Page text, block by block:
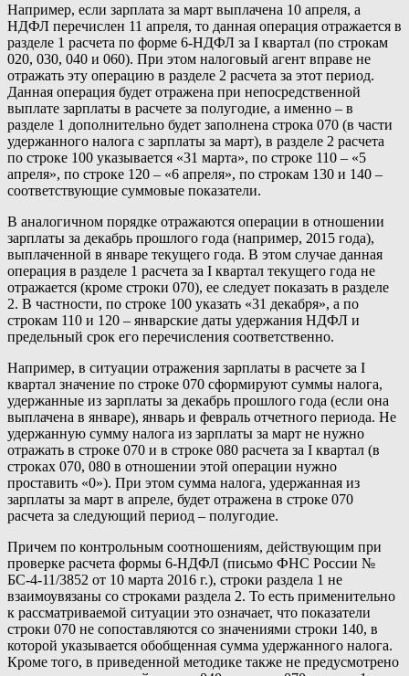
Например, если зарплата за март выплачена 10 апреля, а
НДФЛ перечислен 11 апреля, то данная операция отражается в
разделе 1 расчета по форме 6-НДФЛ за I квартал (по строкам
020, 030, 040 и 060). При этом налоговый агент вправе не
отражать эту операцию в разделе 2 расчета за этот период.
Данная операция будет отражена при непосредственной
выплате зарплаты в расчете за полугодие, а именно – в
разделе 1 дополнительно будет заполнена строка 070 (в части
удержанного налога с зарплаты за март), в разделе 2 расчета
по строке 100 указывается «31 марта», по строке 110 – «5
апреля», по строке 120 – «6 апреля», по строкам 130 и 140 –
соответствующие суммовые показатели.
В аналогичном порядке отражаются операции в отношении
зарплаты за декабрь прошлого года (например, 2015 года),
выплаченной в январе текущего года. В этом случае данная
операция в разделе 1 расчета за I квартал текущего года не
отражается (кроме строки 070), ее следует показать в разделе
2. В частности, по строке 100 указать «31 декабря», а по
строкам 110 и 120 – январские даты удержания НДФЛ и
предельный срок его перечисления соответственно.
Например, в ситуации отражения зарплаты в расчете за I
квартал значение по строке 070 сформируют суммы налога,
удержанные из зарплаты за декабрь прошлого года (если она
выплачена в январе), январь и февраль отчетного периода. Не
удержанную сумму налога из зарплаты за март не нужно
отражать в строке 070 и в строке 080 расчета за I квартал (в
строках 070, 080 в отношении этой операции нужно
проставить «0»). При этом сумма налога, удержанная из
зарплаты за март в апреле, будет отражена в строке 070
расчета за следующий период – полугодие.
Причем по контрольным соотношениям, действующим при
проверке расчета формы 6-НДФЛ (письмо ФНС России №
БС-4-11/3852 от 10 марта 2016 г.), строки раздела 1 не
взаимоувязаны со строками раздела 2. То есть применительно
к рассматриваемой ситуации это означает, что показатели
строки 070 не сопоставляются со значениями строки 140, в
которой указывается обобщенная сумма удержанного налога.
Кроме того, в приведенной методике также не предусмотрено